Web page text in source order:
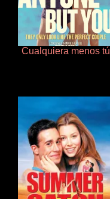
Cualquiera menos tú